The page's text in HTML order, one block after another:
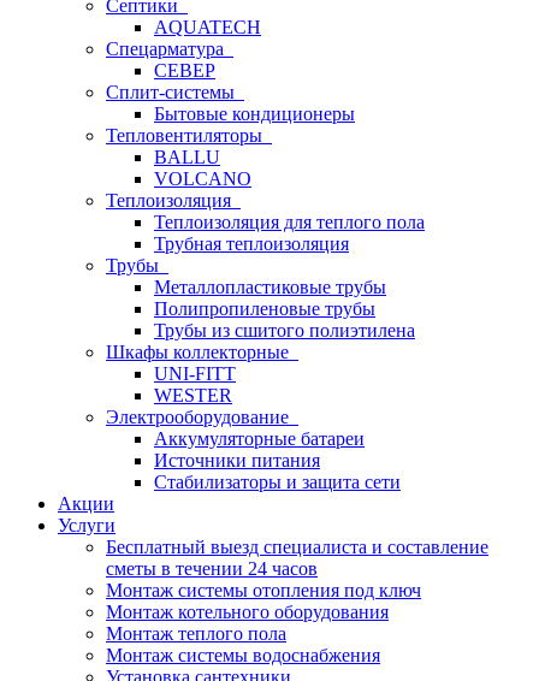
Септики
AQUATECH
Спецарматура
СЕВЕР
Сплит-системы
Бытовые кондиционеры
Тепловентиляторы
BALLU
VOLCANO
Теплоизоляция
Теплоизоляция для теплого пола
Трубная теплоизоляция
Трубы
Металлопластиковые трубы
Полипропиленовые трубы
Трубы из сшитого полиэтилена
Шкафы коллекторные
UNI-FITT
WESTER
Электрооборудование
Аккумуляторные батареи
Источники питания
Стабилизаторы и защита сети
Акции
Услуги
Бесплатный выезд специалиста и составление
сметы в течении 24 часов
Монтаж системы отопления под ключ
Монтаж котельного оборудования
Монтаж теплого пола
Монтаж системы водоснабжения
Установка сантехники